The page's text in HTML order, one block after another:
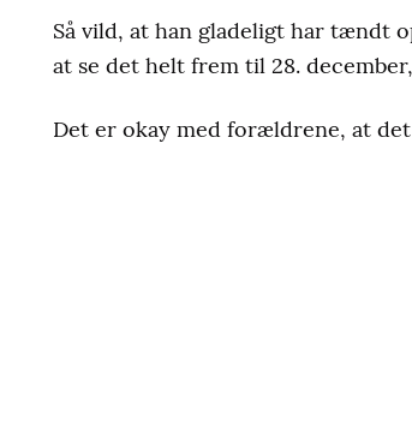
Så vild, at han gladeligt har tændt
at se det helt frem til 28.
Det er okay med forældrene, at